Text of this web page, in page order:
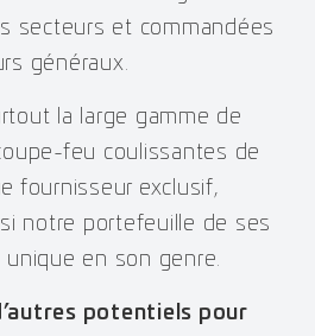
secteurs et commandées
généraux.
la large gamme de
feu coulissantes de
fournisseur exclusif,
notre portefeuille de ses
en son genre.
potentiels pour